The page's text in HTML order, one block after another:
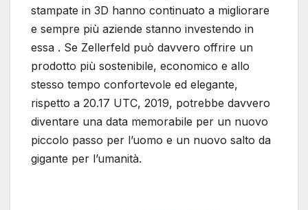
stampate in 3D hanno continuato a migliorare
e sempre più aziende stanno investendo in
essa . Se Zellerfeld può davvero offrire un
prodotto più sostenibile, economico e allo
stesso tempo confortevole ed elegante,
rispetto a 20.17 UTC, 2019, potrebbe davvero
diventare una data memorabile per un nuovo
piccolo passo per l’uomo e un nuovo salto da
gigante per l’umanità.